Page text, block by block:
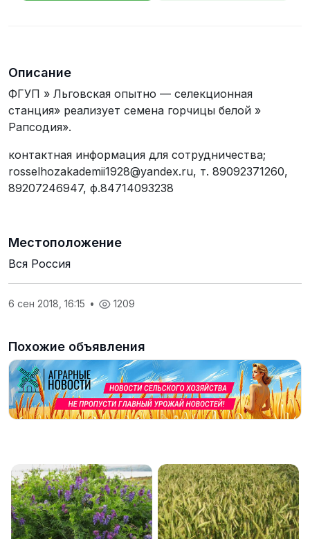
Описание
ФГУП » Льговская опытно — селекционная
станция» реализует семена горчицы белой »
Рапсодия».
контактная информация для сотрудничества;
rosselhozakademii1928@yandex.ru, т. 89092371260,
89207246947, ф.84714093238
Местоположение
Вся Россия
6 сен 2018, 16:15 • 1209
Похожие объявления